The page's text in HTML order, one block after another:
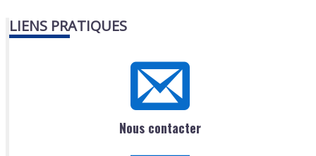
LIENS PRATIQUES
Nous contacter